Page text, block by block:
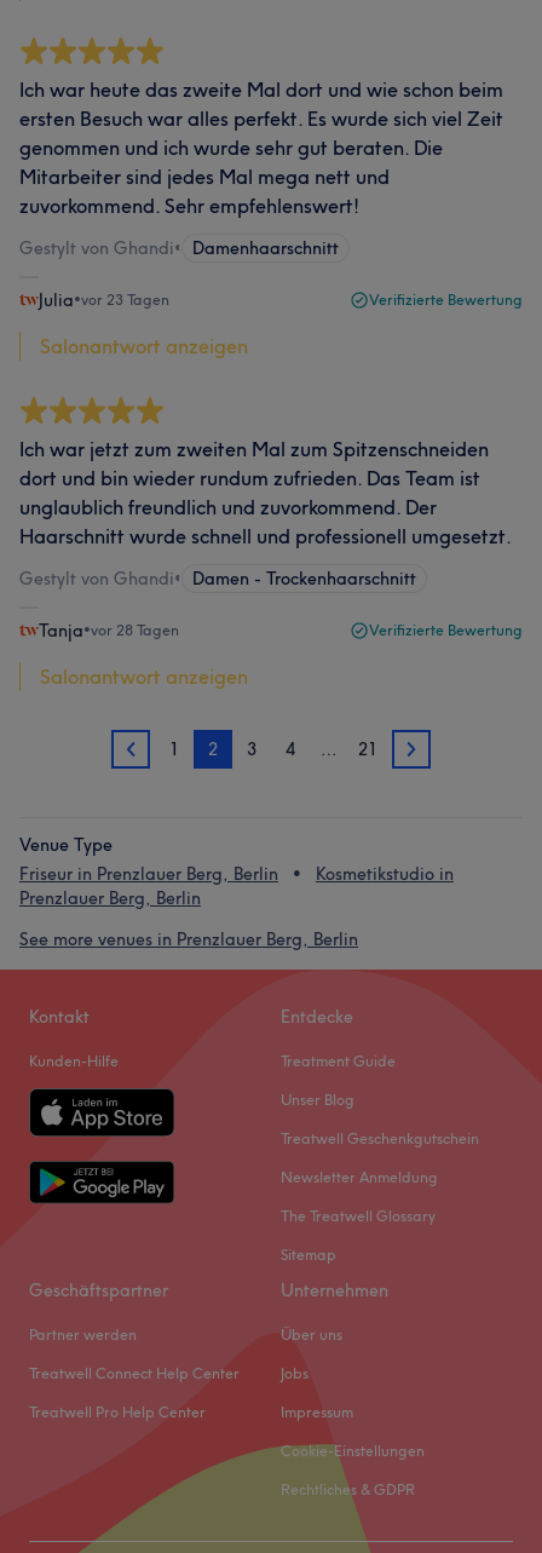
Ich war heute das zweite Mal dort und wie schon beim
ersten Besuch war alles perfekt. Es wurde sich viel Zeit
genommen und ich wurde sehr gut beraten. Die
Mitarbeiter sind jedes Mal mega nett und
zuvorkommend. Sehr empfehlenswert!
Gestylt von Ghandi• Damenhaarschnitt
Julia•vor 23 Tagen Verifizierte Bewertung
Salonantwort anzeigen
Ich war jetzt zum zweiten Mal zum Spitzenschneiden
dort und bin wieder rundum zufrieden. Das Team ist
unglaublich freundlich und zuvorkommend. Der
Haarschnitt wurde schnell und professionell umgesetzt.
Gestylt von Ghandi• Damen - Trockenhaarschnitt
Tanja•vor 28 Tagen Verifizierte Bewertung
Salonantwort anzeigen
1 1 2 3 4 … 21 3
Venue Type
Friseur in Prenzlauer Berg, Berlin
Kosmetikstudio in
Prenzlauer Berg, Berlin
See more venues in Prenzlauer Berg, Berlin
Kontakt
Kunden-Hilfe
Entdecke
Treatment Guide
Unser Blog
Treatwell Geschenkgutschein
Newsletter Anmeldung
The Treatwell Glossary
Sitemap
Geschäftspartner
Partner werden
Treatwell Connect Help Center
Treatwell Pro Help Center
Unternehmen
Über uns
Jobs
Impressum
Cookie-Einstellungen
Rechtliches & GDPR